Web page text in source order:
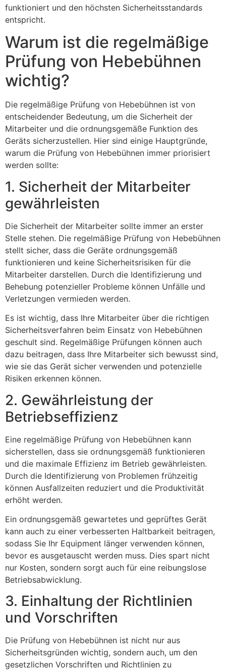
funktioniert und den höchsten Sicherheitsstandards
entspricht.
Warum ist die regelmäßige
Prüfung von Hebebühnen
wichtig?
Die regelmäßige Prüfung von Hebebühnen ist von
entscheidender Bedeutung, um die Sicherheit der
Mitarbeiter und die ordnungsgemäße Funktion des
Geräts sicherzustellen. Hier sind einige Hauptgründe,
warum die Prüfung von Hebebühnen immer priorisiert
werden sollte:
1. Sicherheit der Mitarbeiter
gewährleisten
Die Sicherheit der Mitarbeiter sollte immer an erster
Stelle stehen. Die regelmäßige Prüfung von Hebebühnen
stellt sicher, dass die Geräte ordnungsgemäß
funktionieren und keine Sicherheitsrisiken für die
Mitarbeiter darstellen. Durch die Identifizierung und
Behebung potenzieller Probleme können Unfälle und
Verletzungen vermieden werden.
Es ist wichtig, dass Ihre Mitarbeiter über die richtigen
Sicherheitsverfahren beim Einsatz von Hebebühnen
geschult sind. Regelmäßige Prüfungen können auch
dazu beitragen, dass Ihre Mitarbeiter sich bewusst sind,
wie sie das Gerät sicher verwenden und potenzielle
Risiken erkennen können.
2. Gewährleistung der
Betriebseffizienz
Eine regelmäßige Prüfung von Hebebühnen kann
sicherstellen, dass sie ordnungsgemäß funktionieren
und die maximale Effizienz im Betrieb gewährleisten.
Durch die Identifizierung von Problemen frühzeitig
können Ausfallzeiten reduziert und die Produktivität
erhöht werden.
Ein ordnungsgemäß gewartetes und geprüftes Gerät
kann auch zu einer verbesserten Haltbarkeit beitragen,
sodass Sie Ihr Equipment länger verwenden können,
bevor es ausgetauscht werden muss. Dies spart nicht
nur Kosten, sondern sorgt auch für eine reibungslose
Betriebsabwicklung.
3. Einhaltung der Richtlinien
und Vorschriften
Die Prüfung von Hebebühnen ist nicht nur aus
Sicherheitsgründen wichtig, sondern auch, um den
gesetzlichen Vorschriften und Richtlinien zu